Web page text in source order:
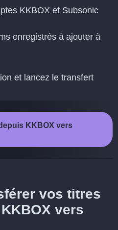
KKBOX et Subsonic
enregistrés à ajouter à
et lancez le transfert
KKBOX vers
vos titres
vers